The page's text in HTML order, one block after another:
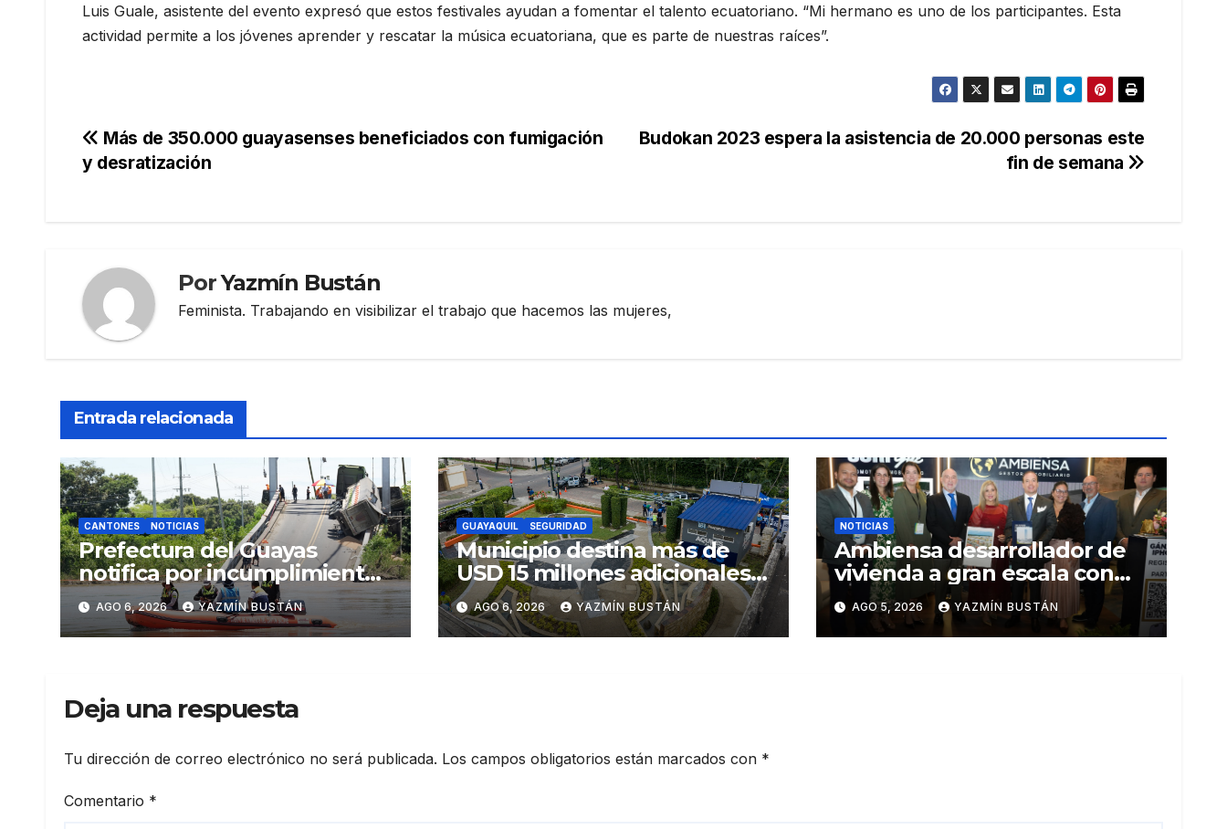
Luis Guale, asistente del evento expresó que estos festivales ayudan a fomentar el talento ecuatoriano. “Mi hermano es uno de los participantes. Esta
actividad permite a los jóvenes aprender y rescatar la música ecuatoriana, que es parte de nuestras raíces”.
Navegación
de
Budokan 2023 espera la asistencia de 20.000 personas este
fin de semana
Más de 350.000 guayasenses beneficiados con fumigación
y desratización
PorYazmín Bustán
Feminista. Trabajando en visibilizar el trabajo que hacemos las mujeres,
Entrada relacionada
CANTONES NOTICIAS
Prefectura del Guayas
notifica por incumplimiento
contractual a la
Concesionaria CONORTE y
exige celeridad en
Daule
AGO 6, 2026 YAZMÍN BUSTÁN
GUAYAQUIL SEGURIDAD
Municipio destina más de
USD 15 millones adicionales a
SEGURA EP para fortalecer la
seguridad ciudadana
AGO 6, 2026 YAZMÍN BUSTÁN
NOTICIAS
Ambiensa desarrollador de
vivienda a gran escala con
estándares internacionales
de sostenibilidad
AGO 5, 2026 YAZMÍN BUSTÁN
Deja una respuesta
Tu dirección de correo electrónico no será publicada. Los campos obligatorios están marcados con *
Comentario *